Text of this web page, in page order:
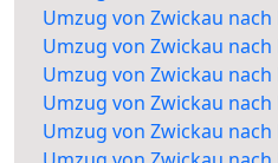
Umzug von Zwickau
Umzug von Zwickau nach
Umzug von Zwickau
Umzug von Zwickau nach
Umzug von Zwickau